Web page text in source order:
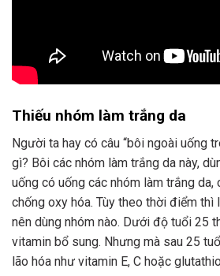
Thiếu nhóm làm trắng da
Người ta hay có câu “bôi ngoài uống
gì? Bôi các nhóm làm trắng da này,
uống có uống các nhóm làm trắng da,
chống oxy hóa. Tùy theo thời điểm thì
nên dùng nhóm nào. Dưới độ tuổi 25
vitamin bổ sung. Nhưng mà sau 25
lão hóa như vitamin E, C hoặc